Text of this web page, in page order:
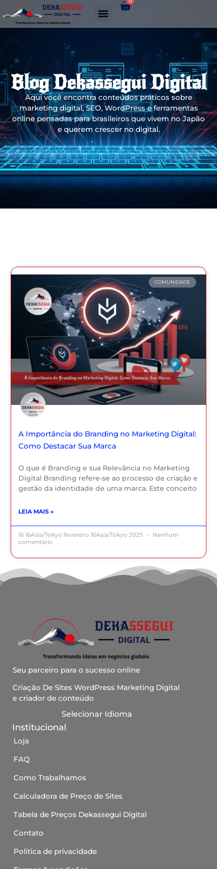
Blog Dekassegui Digital
Aqui você encontra conteúdos práticos sobre
marketing digital, SEO, WordPress e ferramentas
online pensadas para brasileiros que vivem no Japão
e querem crescer no digital.
COMUNIDADE
A Importância do Branding no Marketing Digital:
Como Destacar Sua Marca
O que é Branding e sua Relevância no Marketing
Digital Branding refere-se ao processo de criação e
gestão da identidade de uma marca. Este conceito
LEIA MAIS »
16 16Asia/Tokyo fevereiro 16Asia/Tokyo 2025
Nenhum
comentário
Seu parceiro para o sucesso online
Criação De Sites WordPress Marketing Digital
e criador de conteúdo
Selecionar Idioma
Institucional
Loja
FAQ
Como Trabalhamos
Calculadora de Preço de Sites
Tabela de Preços Dekassegui Digital
Contato
Politica de privacidade